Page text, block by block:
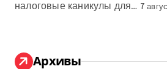
налоговые каникулы для… 7
Архивы